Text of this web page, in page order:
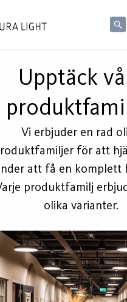
Upptäck
Vi erbjuder en rad
för att
att få en komplett
produktfamilj
olika varianter.